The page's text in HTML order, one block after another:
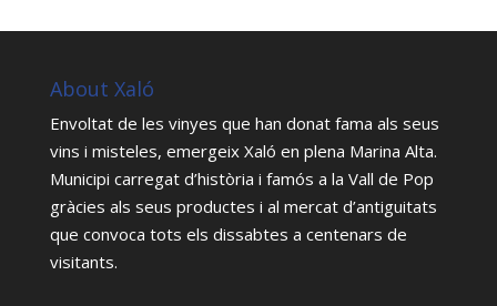
About Xaló
Envoltat de les vinyes que han donat fama als seus
vins i misteles, emergeix Xaló en plena Marina Alta.
Municipi carregat d’història i famós a la Vall de Pop
gràcies als seus productes i al mercat d’antiguitats
que convoca tots els dissabtes a centenars de
visitants.